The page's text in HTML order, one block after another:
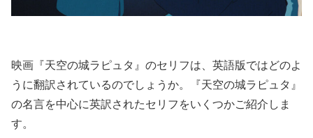
映画『天空の城ラピュタ』のセリフは、英語版ではどのよ
うに翻訳されているのでしょうか。『天空の城ラピュタ』
の名言を中心に英訳されたセリフをいくつかご紹介しま
す。